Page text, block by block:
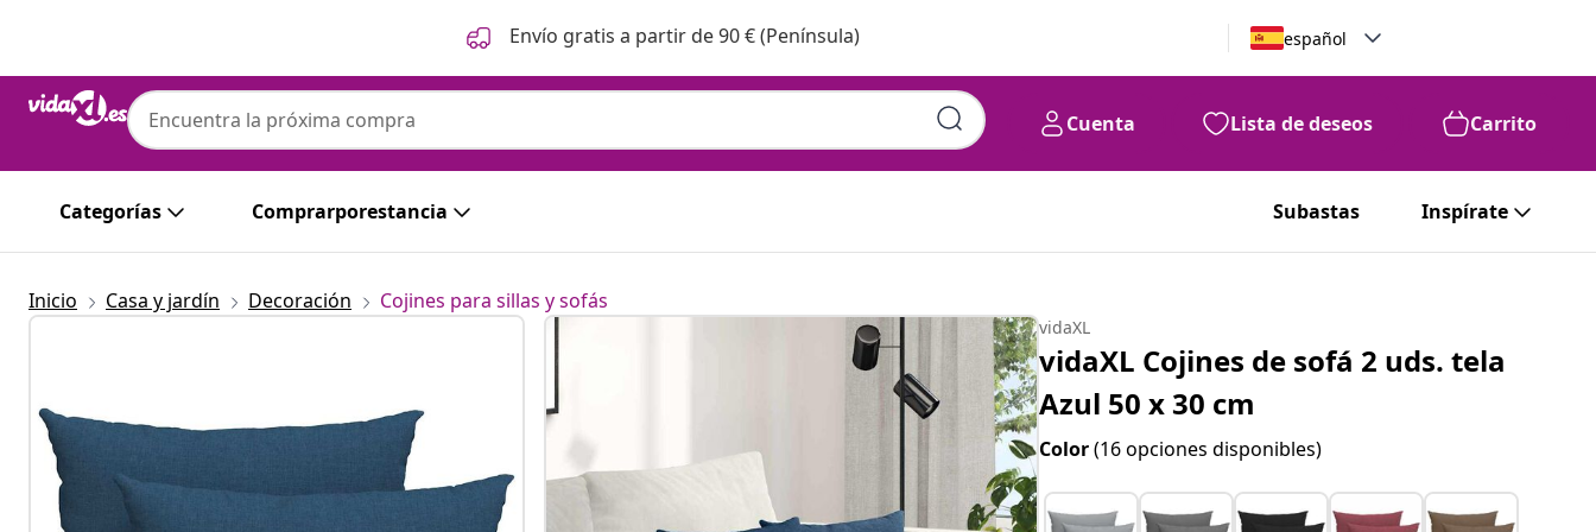
Envío gratis a partir de 90 € (Península) español
Cuenta Lista de deseos Carrito
Categorías Comprarporestancia Subastas Inspírate
Inicio Casa y jardín Decoración Cojines para sillas y sofás
vidaXL
vidaXL Cojines de sofá 2 uds. tela
Azul 50 x 30 cm
Color(16 opciones disponibles)